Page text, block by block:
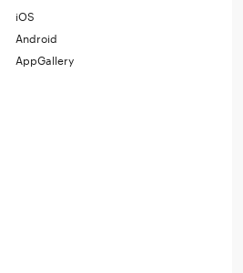
iOS
Android
AppGallery